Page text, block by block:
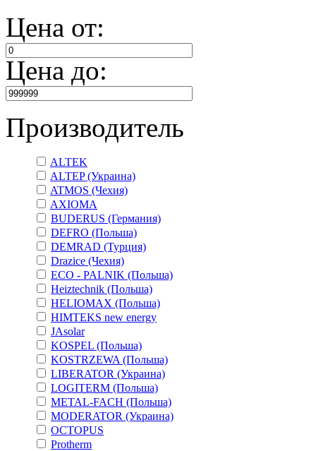
Цена от:
Цена до:
Производитель
ALTEK
ALTEP (Украина)
ATMOS (Чехия)
AXIOMA
BUDERUS (Германия)
DEFRO (Польша)
DEMRAD (Турция)
Drazice (Чехия)
ECO - PALNIK (Польша)
Heiztechnik (Польша)
HELIOMAX (Польша)
HIMTEKS new energy
JAsolar
KOSPEL (Польша)
KOSTRZEWA (Польша)
LIBERATOR (Украина)
LOGITERM (Польша)
METAL-FACH (Польша)
MODERATOR (Украина)
OCTOPUS
Protherm